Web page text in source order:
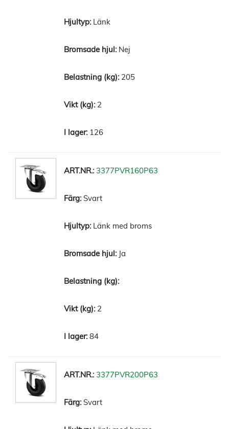
Länk
Nej
205
2
126
3377PVR160P63
Svart
Länk med broms
Ja
2
84
3377PVR200P63
Svart